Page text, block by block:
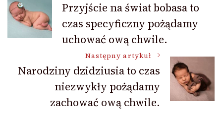
wpisu
Przyjście na świat bobasa to
czas specyficzny pożądamy
uchować ową chwile.
Następny artykuł
Narodziny dzidziusia to czas
niezwykły pożądamy
zachować ową chwile.